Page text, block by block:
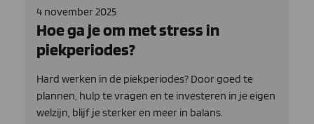
4 november 2025
Hoe ga je om met stress in
piekperiodes?
Hard werken in de piekperiodes? Door goed te
plannen, hulp te vragen en te investeren in je eigen
welzijn, blijf je sterker en meer in balans.